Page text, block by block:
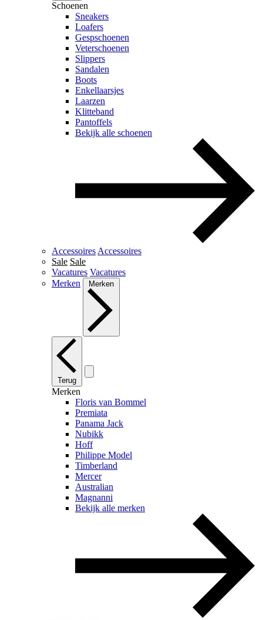
Schoenen
Sneakers
Loafers
Gespschoenen
Veterschoenen
Slippers
Sandalen
Boots
Enkellaarsjes
Laarzen
Klitteband
Pantoffels
Bekijk alle schoenen
Accessoires Accessoires
Sale Sale
Vacatures Vacatures
Merken
Merken
Terug
Merken
Floris van Bommel
Premiata
Panama Jack
Nubikk
Hoff
Philippe Model
Timberland
Mercer
Australian
Magnanni
Bekijk alle merken